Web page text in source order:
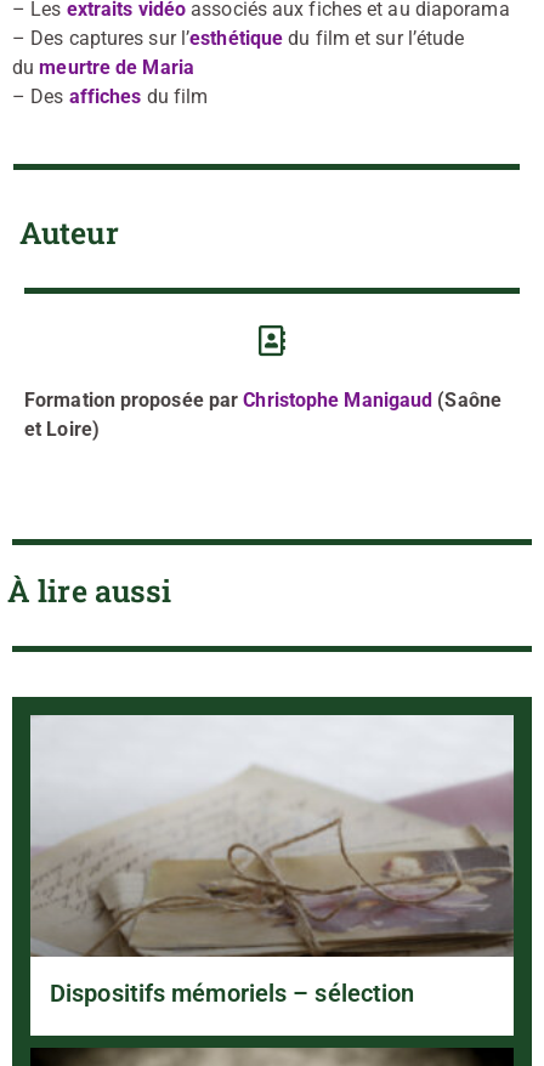
– Les extraits vidéo associés aux fiches et au diaporama
– Des captures sur l’esthétique du film et sur l’étude
dumeurtre de Maria
– Des affiches du film
Auteur
Formation proposée par Christophe Manigaud (Saône
et Loire)
À lire aussi
Dispositifs mémoriels – sélection